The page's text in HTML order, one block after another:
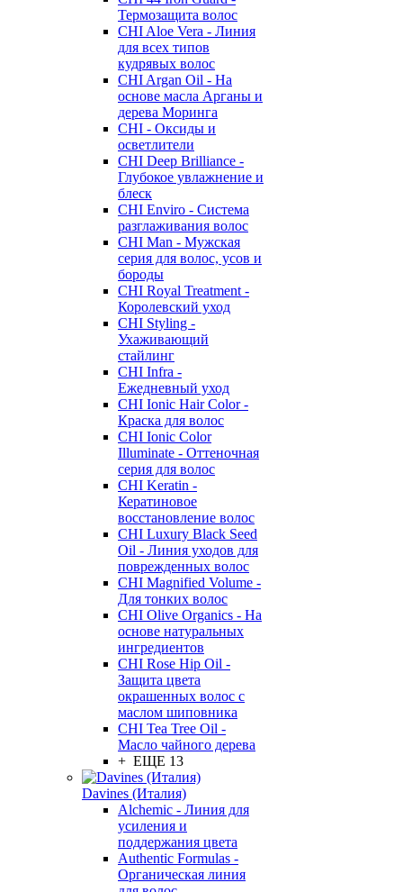
Термозащита волос
CHI Aloe Vera - Линия
для всех типов
кудрявых волос
CHI Argan Oil - На
основе масла Арганы и
дерева Моринга
CHI - Оксиды и
осветлители
CHI Deep Brilliance -
Глубокое увлажнение и
блеск
CHI Enviro - Система
разглаживания волос
CHI Man - Мужская
серия для волос, усов и
бороды
CHI Royal Treatment -
Королевский уход
CHI Styling -
Ухаживающий
стайлинг
CHI Infra -
Ежедневный уход
CHI Ionic Hair Color -
Краска для волос
CHI Ionic Color
Illuminate - Оттеночная
серия для волос
CHI Keratin -
Кератиновое
восстановление волос
CHI Luxury Black Seed
Oil - Линия уходов для
поврежденных волос
CHI Magnified Volume -
Для тонких волос
CHI Olive Organics - На
основе натуральных
ингредиентов
CHI Rose Hip Oil -
Защита цвета
окрашенных волос с
маслом шиповника
CHI Tea Tree Oil -
Масло чайного дерева
+ ЕЩЕ 13
Davines (Италия)
Alchemic - Линия для
усиления и
поддержания цвета
Authentic Formulas -
Органическая линия